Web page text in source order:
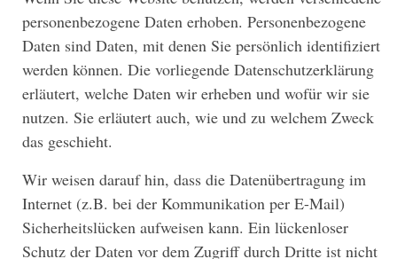
personenbezogene Daten erhoben. Personenbezogene
Daten sind Daten, mit denen Sie persönlich identifiziert
werden können. Die vorliegende Datenschutzerklärung
erläutert, welche Daten wir erheben und wofür wir sie
nutzen. Sie erläutert auch, wie und zu welchem Zweck
das geschieht.
Wir weisen darauf hin, dass die Datenübertragung im
Internet (z.B. bei der Kommunikation per E-Mail)
Sicherheitslücken aufweisen kann. Ein lückenloser
Schutz der Daten vor dem Zugriff durch Dritte ist nicht